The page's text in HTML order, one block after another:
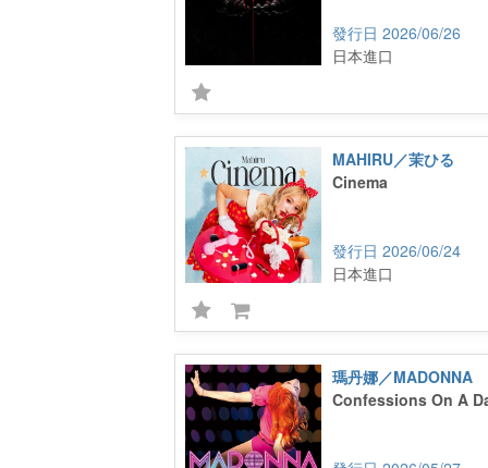
2026/06/26
日本進口
MAHIRU／茉ひる
Cinema
2026/06/24
日本進口
瑪丹娜／MADONNA
Confessions On A